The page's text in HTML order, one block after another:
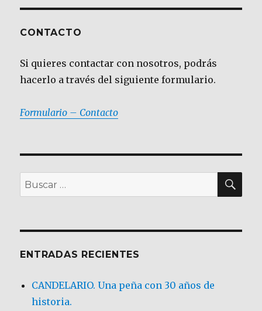
CONTACTO
Si quieres contactar con nosotros, podrás
hacerlo a través del siguiente formulario.
Formulario – Contacto
Buscar
por:
ENTRADAS RECIENTES
CANDELARIO. Una peña con 30 años de
historia.